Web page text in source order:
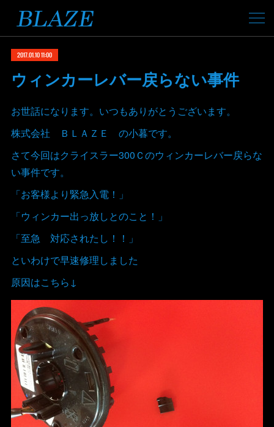
2017.01.10 11:00
ウィンカーレバー戻らない事件
お世話になります。いつもありがとうございます。
株式会社 ＢＬＡＺＥ の小暮です。
さて今回はクライスラー300Ｃのウィンカーレバー戻らな
い事件です。
「お客様より緊急入電！」
「ウィンカー出っ放しとのこと！」
「至急 対応されたし！！」
といわけで早速修理しました
原因はこちら↓